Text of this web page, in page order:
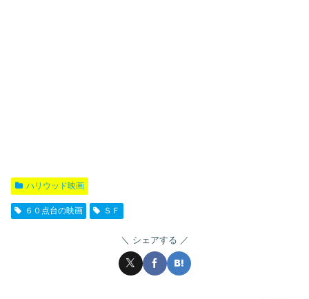
ハリウッド映画
６０点台の映画 ＳＦ
シェアする